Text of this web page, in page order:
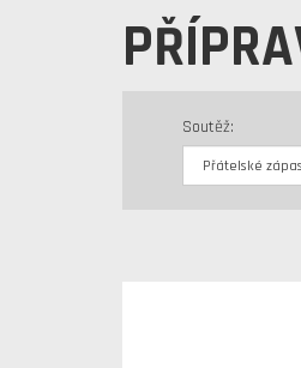
Soutěž: